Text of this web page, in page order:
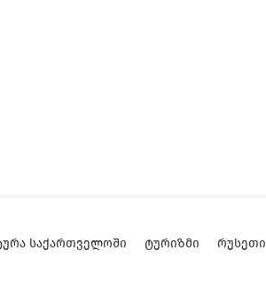
ᲡᲐᲥᲐᲠᲗᲕᲔᲚᲝᲨᲘ ᲢᲣᲠᲘᲖᲛᲘ ᲠᲣᲡᲔᲗᲘ